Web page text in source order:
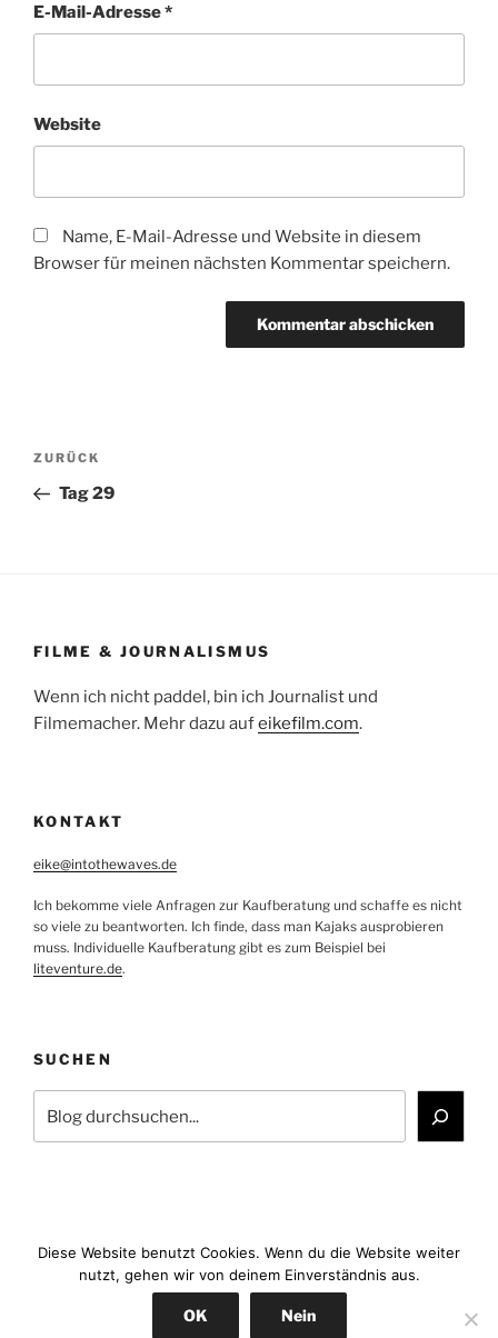
E-Mail-Adresse*
Website
Name, E-Mail-Adresse und Website in diesem
Browser für meinen nächsten Kommentar speichern.
Beitragsnavigation
Vorheriger
Beitrag
ZURÜCK
Tag 29
FILME & JOURNALISMUS
Wenn ich nicht paddel, bin ich Journalist und
Filmemacher. Mehr dazu aufeikefilm.com.
KONTAKT
eike@intothewaves.de
Ich bekomme viele Anfragen zur Kaufberatung und schaffe es nicht
so viele zu beantworten. Ich finde, dass man Kajaks ausprobieren
muss. Individuelle Kaufberatung gibt es zum Beispiel bei
liteventure.de.
SUCHEN
FacebookYouTubeInstagram
E-
Diese Website benutzt Cookies. Wenn du die Website weiter
nutzt, gehen wir von deinem Einverständnis aus.
OK Nein